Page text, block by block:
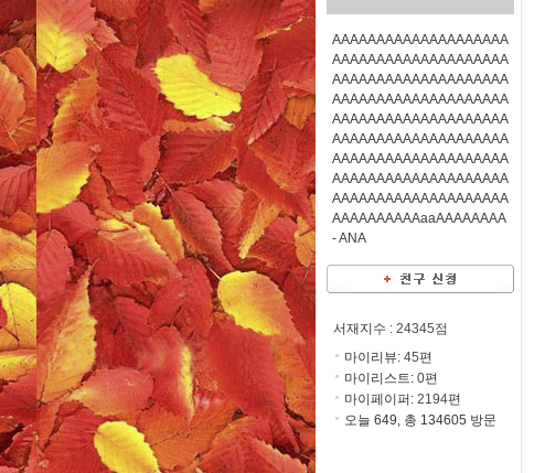
AAAAAAAAAAAAAAAAAAAA
AAAAAAAAAAAAAAAAAAAA
AAAAAAAAAAAAAAAAAAAA
AAAAAAAAAAAAAAAAAAAA
AAAAAAAAAAAAAAAAAAAA
AAAAAAAAAAAAAAAAAAAA
AAAAAAAAAAAAAAAAAAAA
AAAAAAAAAAAAAAAAAAAA
AAAAAAAAAAAAAAAAAAAA
AAAAAAAAAAaaAAAAAAAA
-ANA
서재지수 : 24345점
마이리뷰: 45편
마이리스트: 0편
마이페이퍼: 2194편
오늘 649, 총 134605 방문